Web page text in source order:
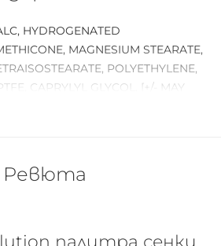
HYDROGENATED
MAGNESIUM STEARATE,
POLYETHYLENE,
CAPRYLYL GLYCOL. [+/- MAY
CI 77491 (IRON OXIDES), CI
Ревюта